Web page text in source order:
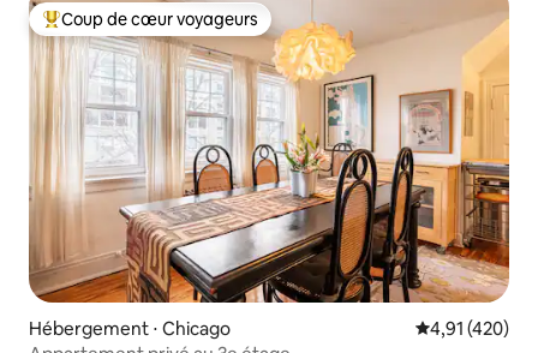
Coups de cœur voyageurs les plus appréciés
Coup de cœur voyageurs
Hébergement ⋅ Chicago Évaluation
4,91 (420)